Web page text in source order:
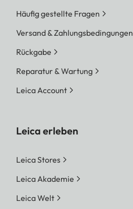
Häufig gestellte Fragen
Versand & Zahlungsbedingungen
Rückgabe
Reparatur & Wartung
Leica Account
Leica erleben
Leica Stores
Leica Akademie
Leica Welt